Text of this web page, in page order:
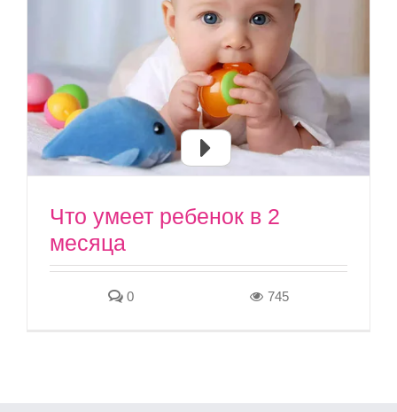
Что умеет ребенок в 2
месяца
0 745